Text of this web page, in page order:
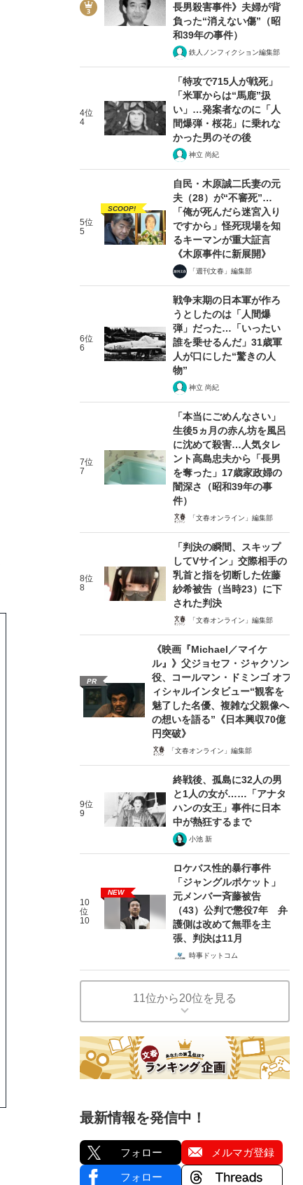
長男殺害事件》夫婦が背
負った“消えない傷”（昭
和39年の事件）
鉄人ノンフィクション編集部
4位
4
「特攻で715人が戦死」
「米軍からは“馬鹿”扱
い」…発案者なのに「人
間爆弾・桜花」に乗れな
かった男のその後
神立 尚紀
5位
5
SCOOP!
自民・木原誠二氏妻の元
夫（28）が“不審死”…
「俺が死んだら迷宮入り
ですから」怪死現場を知
るキーマンが重大証言
《木原事件に新展開》
「週刊文春」編集部
6位
6
戦争末期の日本軍が作ろ
うとしたのは「人間爆
弾」だった…「いったい
誰を乗せるんだ」31歳軍
人が口にした“驚きの人
物”
神立 尚紀
7位
7
「本当にごめんなさい」
生後5ヵ月の赤ん坊を風呂
に沈めて殺害…人気タレ
ント高島忠夫から「長男
を奪った」17歳家政婦の
闇深さ（昭和39年の事
件）
「文春オンライン」編集部
8位
8
「判決の瞬間、スキップ
してVサイン」交際相手の
乳首と指を切断した佐藤
紗希被告（当時23）に下
された判決
「文春オンライン」編集部
PR
《映画『Michael／マイケ
ル』》父ジョセフ・ジャクソン
役、コールマン・ドミンゴ オフ
ィシャルインタビュー“観客を
魅了した名優、複雑な父親像へ
の想いを語る”《日本興収70億
円突破》
「文春オンライン」編集部
9位
9
終戦後、孤島に32人の男
と1人の女が……「アナタ
ハンの女王」事件に日本
中が熱狂するまで
小池 新
10
位
10
NEW
ロケバス性的暴行事件
「ジャングルポケット」
元メンバー斉藤被告
（43）公判で懲役7年 弁
護側は改めて無罪を主
張、判決は11月
時事ドットコム
11位から20位を見る
最新情報を発信中！
フォロー メルマガ登録
フォロー